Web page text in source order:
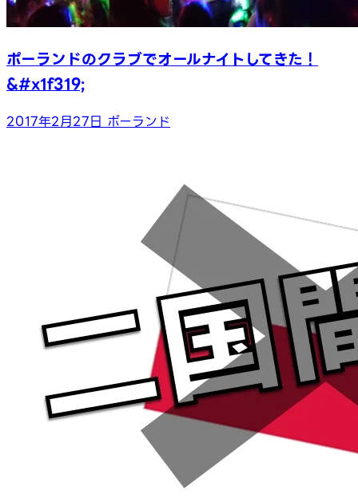
ポーランドのクラブでオールナイトしてきた！
&#x1f319;
2017年2月27日 ポーランド